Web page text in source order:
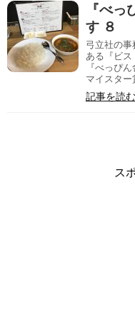
『べ
す ８
弓立社の
ある『ビ
『べっぴ
マイスター
記事を読む
ス